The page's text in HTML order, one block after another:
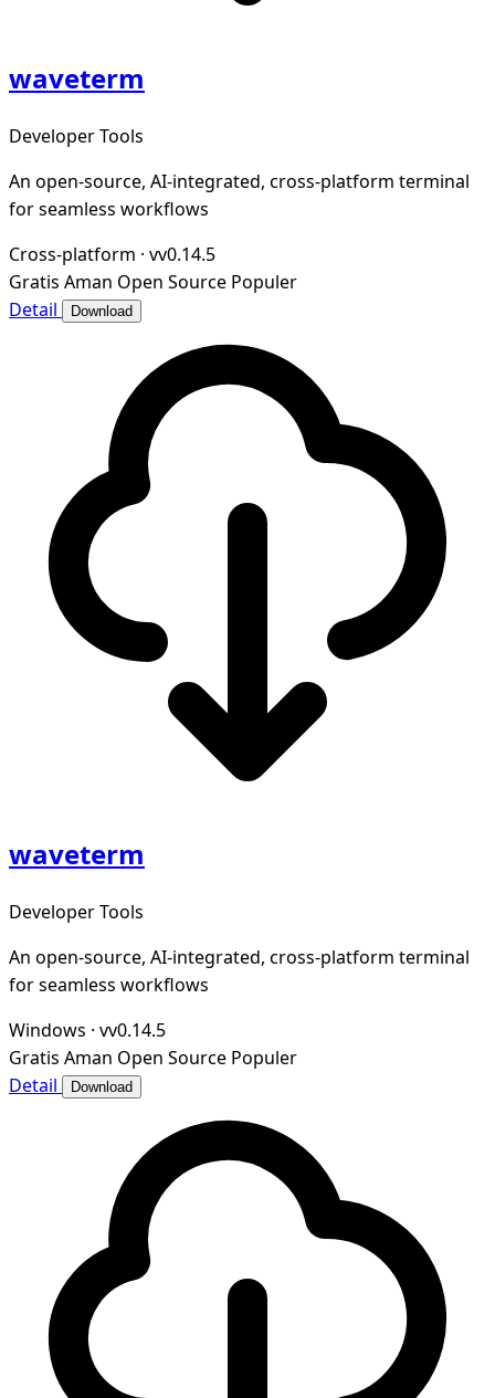
waveterm
Developer Tools
An open-source, AI-integrated, cross-platform terminal
for seamless workflows
Cross-platform · vv0.14.5
Gratis Aman Open Source Populer
Detail
Download
waveterm
Developer Tools
An open-source, AI-integrated, cross-platform terminal
for seamless workflows
Windows · vv0.14.5
Gratis Aman Open Source Populer
Detail
Download